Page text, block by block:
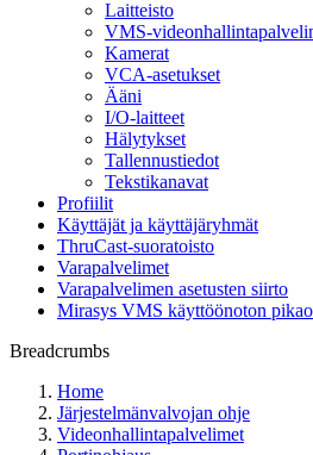
Laitteisto
VMS-
Kamerat
VCA-asetukset
Ääni
I/O-laitteet
Hälytykset
Tallennustiedot
Tekstikanavat
Profiilit
Käyttäjät ja käyttäjäryhmät
ThruCast-suoratoisto
Varapalvelimet
Varapalvelimen asetusten siirto
Mirasys VMS käyttöönoton
Breadcrumbs
Home
Järjestelmänvalvojan ohje
Videonhallintapalvelimet